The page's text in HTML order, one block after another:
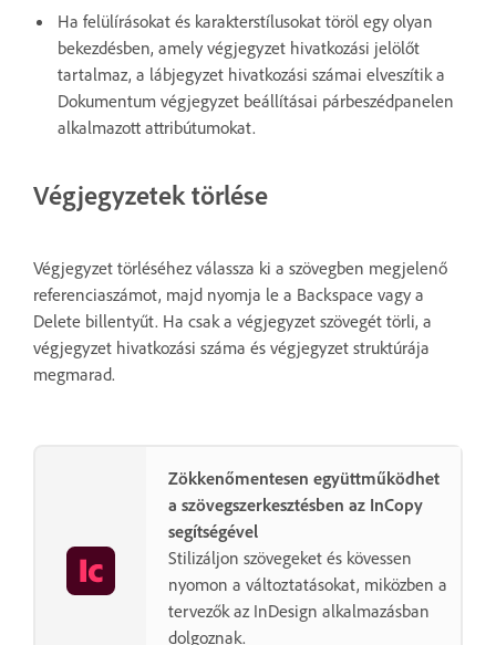
Ha felülírásokat és karakterstílusokat töröl egy olyan
bekezdésben, amely végjegyzet hivatkozási jelölőt
tartalmaz, a lábjegyzet hivatkozási számai elveszítik a
Dokumentum végjegyzet beállításai párbeszédpanelen
alkalmazott attribútumokat.
Végjegyzetek törlése
Végjegyzet törléséhez válassza ki a szövegben megjelenő
referenciaszámot, majd nyomja le a Backspace vagy a
Delete billentyűt. Ha csak a végjegyzet szövegét törli, a
végjegyzet hivatkozási száma és végjegyzet struktúrája
megmarad.
Zökkenőmentesen együttműködhet
a szövegszerkesztésben az InCopy
segítségével
Stilizáljon szövegeket és kövessen
nyomon a változtatásokat, miközben a
tervezők az InDesign alkalmazásban
dolgoznak.